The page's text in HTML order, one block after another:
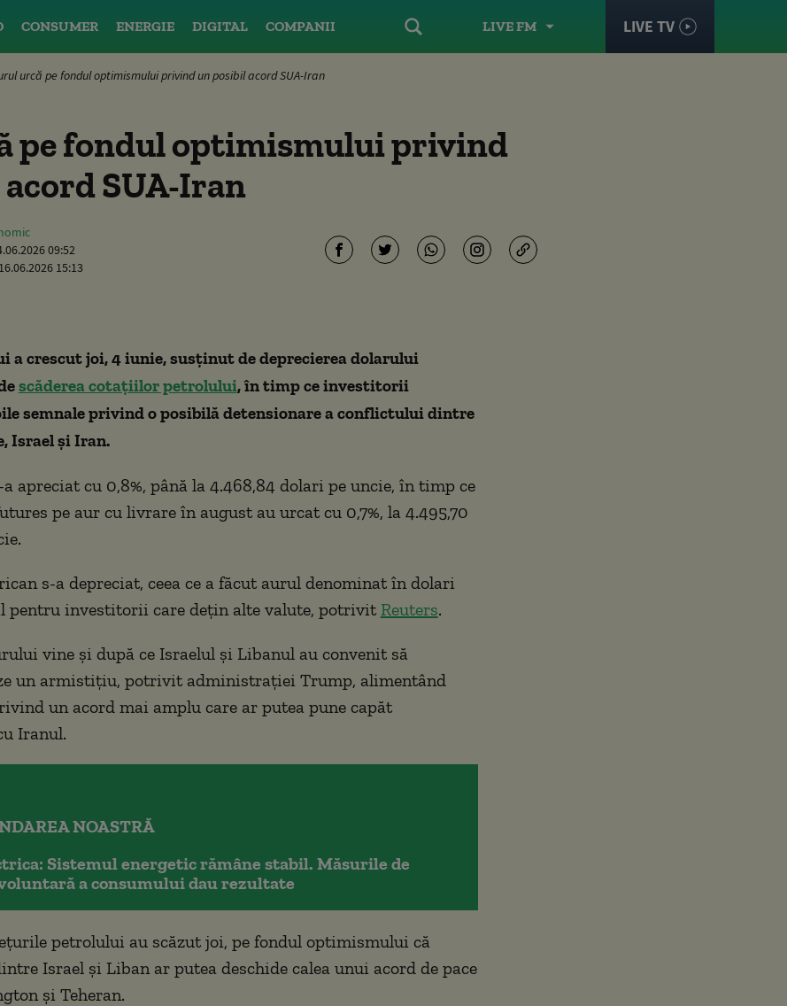
LIVE FM LIVE TV
CONSUMER ENERGIE DIGITAL COMPANII
urcă pe fondul optimismului privind un posibil acord SUA-Iran
pe fondul optimismului privind
SUA-Iran
09:52
16.06.2026 15:13
a crescut joi, 4 iunie, susținut de deprecierea dolarului
scăderea cotațiilor petrolului, în timp ce investitorii
semnale privind o posibilă detensionare a conflictului dintre
Israel și Iran.
apreciat cu 0,8%, până la 4.468,84 dolari pe uncie, în timp ce
pe aur cu livrare în august au urcat cu 0,7%, la 4.495,70
s-a depreciat, ceea ce a făcut aurul denominat în dolari
pentru investitorii care dețin alte valute, potrivit Reuters.
vine și după ce Israelul și Libanul au convenit să
un armistițiu, potrivit administrației Trump, alimentând
un acord mai amplu care ar putea pune capăt
Iranul.
NOASTRĂ
Sistemul energetic rămâne stabil. Măsurile de
a consumului dau rezultate
petrolului au scăzut joi, pe fondul optimismului că
Israel și Liban ar putea deschide calea unui acord de pace
și Teheran.